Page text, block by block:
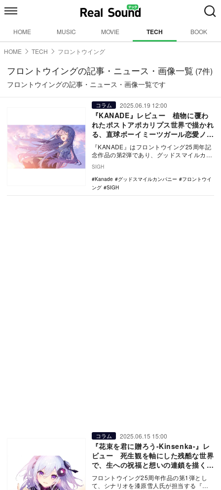
HOME MUSIC MOVIE TECH BOOK
HOME TECH フロントウイング
フロントウイングの記事・ニュース・画像一覧 (7件)
フロントウイングの記事・ニュース・画像一覧です
コラム 2025.06.19 12:00
『KANADE』レビュー 植物に覆わ
れたポストアポカリプス世界で描かれ
る、直球ボーイミーツガール恋愛ノベ
ル
『KANADE』はフロントウイング25周年記
念作品の第2弾であり、グッドスマイルカン
はスト…
SIGH
Kanade
グッドスマイルカンパニー
フロントウイ
ング
SIGH
コラム 2025.06.15 15:00
『花束を君に贈ろう-Kinsenka-』レ
ビュー 死生観を軸にした残酷な世界
で、生への祝福と想いの連鎖を描くビ
ジュアルノベル
フロントウイング25周年作品の第1弾とし
て、シナリオを漆原雪人氏が担当する『花